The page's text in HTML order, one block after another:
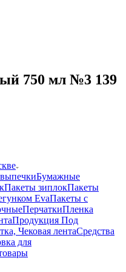
750 мл №3 139
Бумажные
Пакеты зиплокПакеты
EvaПакеты с
ПерчаткиПленка
Продукция Под
Чековая лентаСредства
для